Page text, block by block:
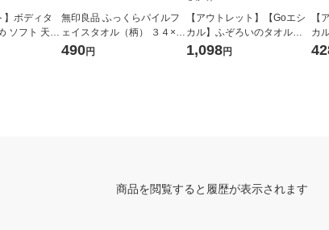
】ボディタ
ソフト 天然
ハコ （LOH
無印良品 ふっくらパイルフ
ェイスタオル（柄） ３４×８
５ｃｍ ライトグレーストラ
490円
【アウトレット】【Goエシ
カル】ふぞろいのタオルた
ち フェイスタオル5枚セット
1,098円
【
カ
撚
商品を閲覧すると履歴が表示されます